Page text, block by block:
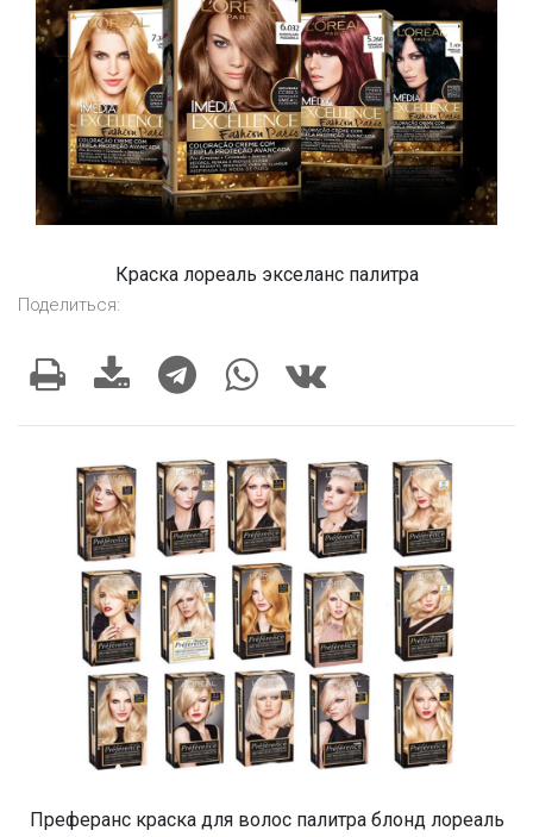
Краска лореаль экселанс палитра
Поделиться:
Преферанс краска для волос палитра блонд лореаль